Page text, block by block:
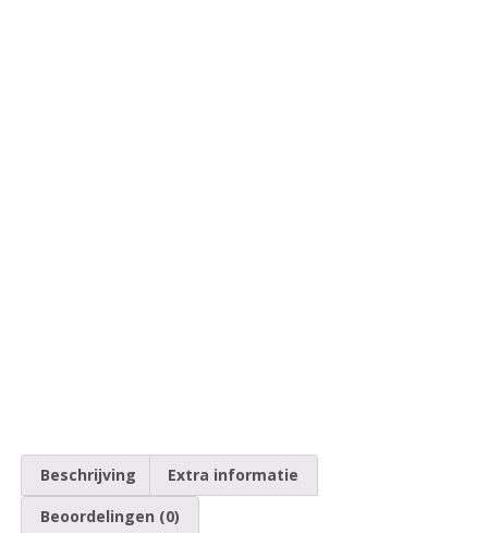
Beschrijving Extra informatie
Beoordelingen (0)